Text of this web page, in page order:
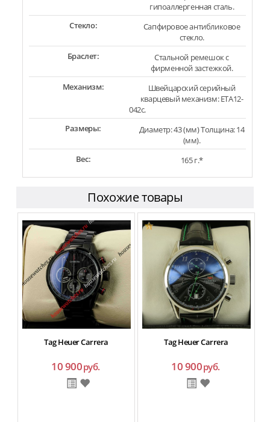
гипоаллергенная сталь.
Стекло:
Сапфировое антибликовое
стекло.
Браслет:
Стальной ремешок с
фирменной застежкой.
Механизм:
Швейцарский серийный
кварцевый механизм: ETA12-
042c.
Размеры:
Диаметр: 43 (мм) Толщина: 14
(мм).
Вес:
165 г.*
Похожие товары
Tag Heuer Carrera
10 900руб.
Tag Heuer Carrera
10 900руб.